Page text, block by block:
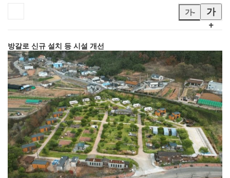
가-
가
+
방갈로 신규 설치 등 시설 개선